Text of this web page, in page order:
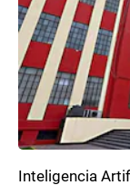
Inteligencia